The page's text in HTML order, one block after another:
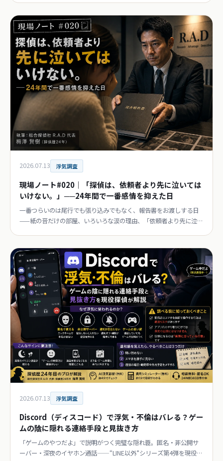
2026.07.13 浮気調査
現場ノート#020｜「探偵は、依頼者より先に泣いては
いけない。」──24年間で一番感情を抑えた日
一番つらいのは尾行でも張り込みでもなく、報告書をお渡しする日
——紙の音だけの部屋、いろいろな涙の理由、「依頼者より先に泣く
2026.07.13 浮気調査
Discord（ディスコード）で浮気・不倫はバレる？ゲー
ムの陰に隠れる連絡手段と見抜き方
「ゲームのやつだよ」で説明がつく完璧な隠れ蓑。匿名・非公開サ
ーバー・深夜のイヤホン通話——“LINE以外”シリーズ第4弾を現役探